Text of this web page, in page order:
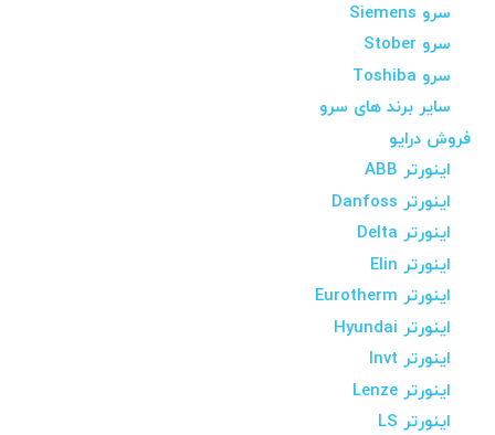
سرو Siemens
سرو Stober
سرو Toshiba
سایر برند های سرو
فروش درایو
اینورتر ABB
اینورتر Danfoss
اینورتر Delta
اینورتر Elin
اینورتر Eurotherm
اینورتر Hyundai
اینورتر Invt
اینورتر Lenze
اینورتر LS